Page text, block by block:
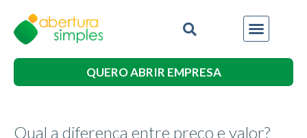
QUERO ABRIR EMPRESA
Qual a diferença entre preço e valor?